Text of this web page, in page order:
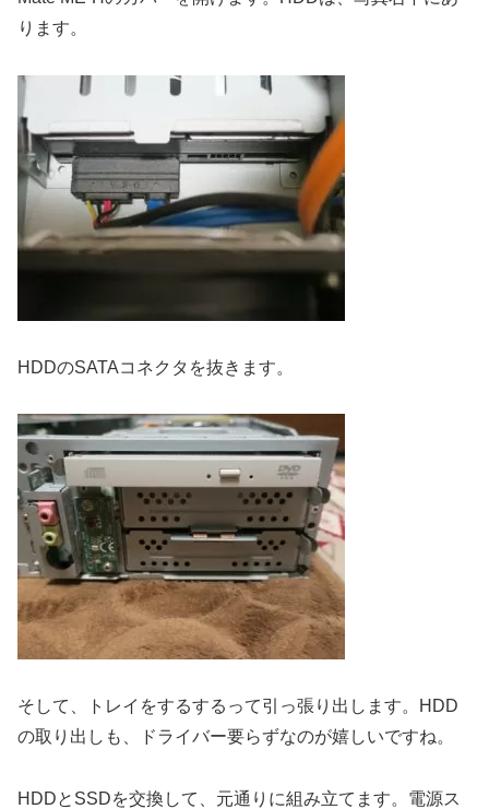
ります。
HDDのSATAコネクタを抜きます。
そして、トレイをするするって引っ張り出します。HDD
の取り出しも、ドライバー要らずなのが嬉しいですね。
HDDとSSDを交換して、元通りに組み立てます。電源ス